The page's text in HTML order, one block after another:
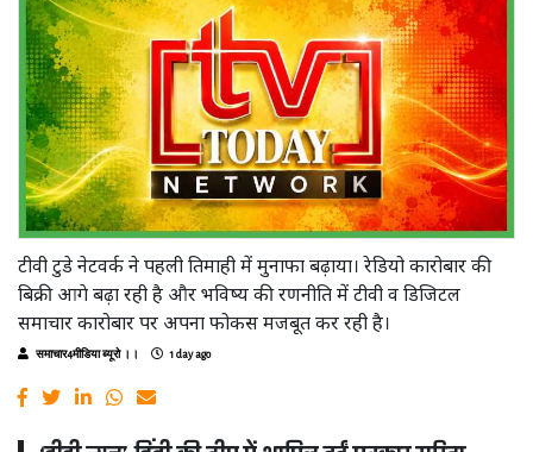
टीवी टुडे नेटवर्क ने पहली तिमाही में मुनाफा बढ़ाया। रेडियो कारोबार की
बिक्री आगे बढ़ा रही है और भविष्य की रणनीति में टीवी व डिजिटल
समाचार कारोबार पर अपना फोकस मजबूत कर रही है।
समाचार4मीडिया ब्यूरो ।। 1 day ago